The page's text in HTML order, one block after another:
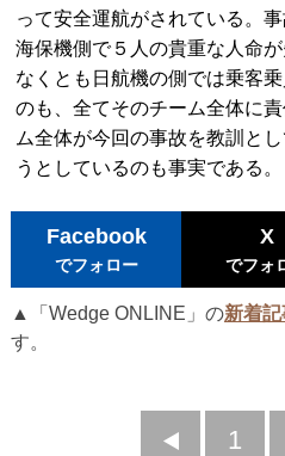
って安全運航がされている。
海保機側で５人の貴重な人命
なくとも日航機の側では乗客
のも、全てそのチーム全体に
ム全体が今回の事故を教訓と
うとしているのも事実である。
Facebook
でフォロー
X
でフォ
▲「Wedge ONLINE」の新着記
す。
前
1